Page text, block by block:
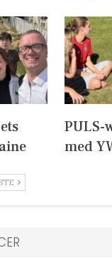
PULS-
med